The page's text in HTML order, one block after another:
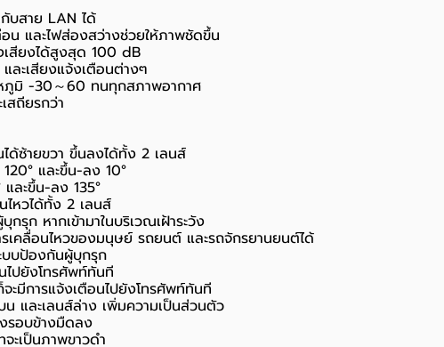
บสาย LAN ได้
และไฟส่องสว่างช่วยให้ภาพชัดขึ้น
เสียงได้สูงสุด 100 dB
ละเสียงแจ้งเตือนต่างๆ
มิ -30～60 ทนทุกสภาพอากาศ
สถียรกว่า
ซ้ายขวา ขึ้นลงได้ทั้ง 2 เลนส์
และขึ้น-ลง 10°
ละขึ้น-ลง 135°
หวได้ทั้ง 2 เลนส์
ก หากเข้ามาในบริเวณเฝ้าระวัง
ลื่อนไหวของมนุษย์ รถยนต์ และรถจักรยานยนต์ได้
บบป้องกันผู้บุกรุก
ไปยังโทรศัพท์ทันที
ะมีการแจ้งเตือนไปยังโทรศัพท์ทันที
และเลนส์ล่าง เพิ่มความเป็นส่วนตัว
รอบข้างมืดลง
ะเป็นภาพขาวดำ